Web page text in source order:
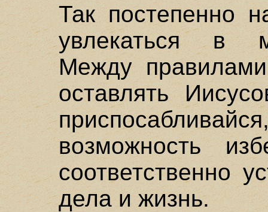
Так постепенно
увлекаться в
Между
оставлять
возможность
соответственно
дела и жизнь.